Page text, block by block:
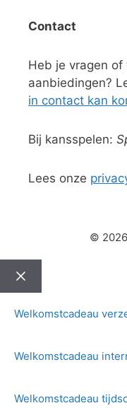
Contact
Heb je vragen
aanbiedingen?
in contact kan
Bij kansspelen:
Lees onze
©
Sluiten
Welkomstcadeau
Welkomstcadeau
Welkomstcadeau